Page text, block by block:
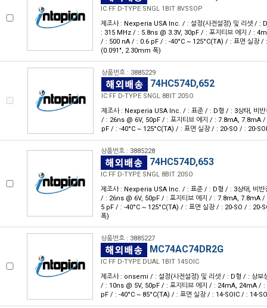
IC FF D-TYPE SNGL 1BIT 8VSSOP
제조사 : Nexperia USA Inc. / : 설정(사전설정) 및 리셋 / :
: 315 MHz / : 5.8ns @ 3.3V, 30pF / : 포지티브 에지 / :
/ : 500 nA / : 0.6 pF / : -40°C ~ 125°C(TA) / : 표면 실장 /
(0.091", 2.30mm 폭)
상품번호 : 3885229
74HC574D,652
IC FF D-TYPE SNGL 8BIT 20SO
제조사 : Nexperia USA Inc. / : 표준 / : D형 / : 3상태, 비
/ : 26ns @ 6V, 50pF / : 포지티브 에지 / : 7.8mA, 7.8mA
pF / : -40°C ~ 125°C(TA) / : 표면 실장 / : 20-SO / : 20-
상품번호 : 3885228
74HC574D,653
IC FF D-TYPE SNGL 8BIT 20SO
제조사 : Nexperia USA Inc. / : 표준 / : D형 / : 3상태, 비
/ : 26ns @ 6V, 50pF / : 포지티브 에지 / : 7.8mA, 7.8mA
5 pF / : -40°C ~ 125°C(TA) / : 표면 실장 / : 20-SO / : 20-
폭)
상품번호 : 3885227
MC74AC74DR2G
IC FF D-TYPE DUAL 1BIT 14SOIC
제조사 : onsemi / : 설정(사전설정) 및 리셋 / : D형 / : 상
/ : 10ns @ 5V, 50pF / : 포지티브 에지 / : 24mA, 24mA /
pF / : -40°C ~ 85°C(TA) / : 표면 실장 / : 14-SOIC / : 14-